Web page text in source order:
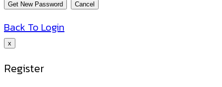
Back To Login
x
Register